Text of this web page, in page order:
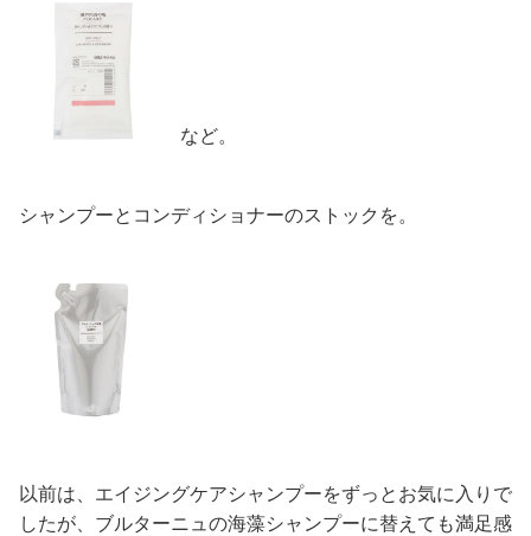
など。
シャンプーとコンディショナーのストックを。
以前は、エイジングケアシャンプーをずっとお気に入りで
したが、ブルターニュの海藻シャンプーに替えても満足感